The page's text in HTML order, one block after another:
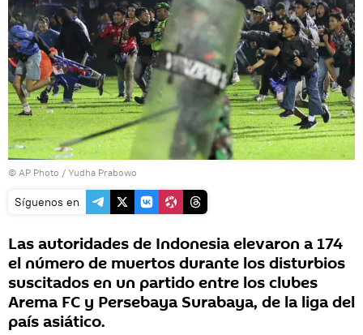
© AP Photo / Yudha Prabowo
Síguenos en
Las autoridades de Indonesia elevaron a 174
el número de muertos durante los disturbios
suscitados en un partido entre los clubes
Arema FC y Persebaya Surabaya, de la liga del
país asiático.